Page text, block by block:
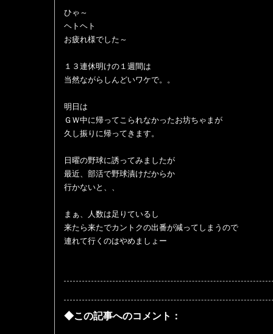
ひゃ～
ヘトヘト
お疲れ様でした～
１３連休明けの１週間は
当然ながらしんどいワケで。。
明日は
ＧＷ中に帰ってこられなかったお坊ちゃまが
久し振りに帰ってきます。
日曜の野球に誘ってみましたが
最近、部活で野球漬けだからか
行かないと、、
まぁ、人数は足りているし
来たら来たでカントクの出番が減ってしまうので
連れて行くのはやめましょー
◆この記事へのコメント：